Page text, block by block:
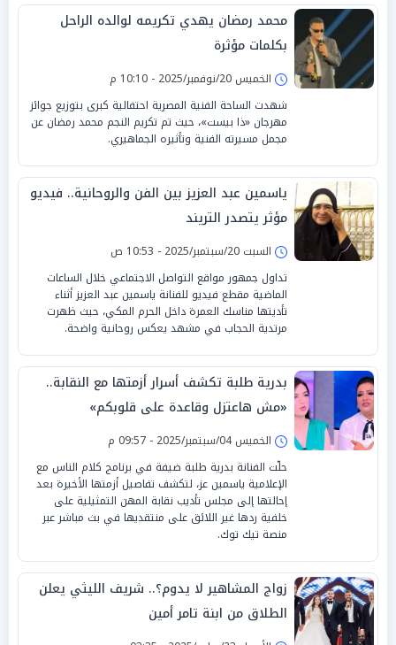
محمد رمضان يهدي تكريمه لوالده الراحل
بكلمات مؤثرة
الخميس 20/نوفمبر/2025 - 10:10 م
شهدت الساحة الفنية المصرية احتفالية كبرى بتوزيع جوائز
مهرجان «ذا بيست»، حيث تم تكريم النجم محمد رمضان عن
مجمل مسيرته الفنية وتأثيره الجماهيري.
ياسمين عبد العزيز بين الفن والروحانية.. فيديو
مؤثر يتصدر التريند
السبت 20/سبتمبر/2025 - 10:53 ص
تداول جمهور مواقع التواصل الاجتماعي خلال الساعات
الماضية مقطع فيديو للفنانة ياسمين عبد العزيز أثناء
تأديتها مناسك العمرة داخل الحرم المكي، حيث ظهرت
مرتدية الحجاب في مشهد يعكس روحانية واضحة.
بدرية طلبة تكشف أسرار أزمتها مع النقابة..
«مش هاعتزل وقاعدة على قلوبكم»
الخميس 04/سبتمبر/2025 - 09:57 م
حلّت الفنانة بدرية طلبة ضيفة في برنامج كلام الناس مع
الإعلامية ياسمين عز، لتكشف تفاصيل أزمتها الأخيرة بعد
إحالتها إلى مجلس تأديب نقابة المهن التمثيلية على
خلفية ردها غير اللائق على منتقديها في بث مباشر عبر
منصة تيك توك.
زواج المشاهير لا يدوم؟.. شريف الليثي يعلن
الطلاق من ابنة تامر أمين